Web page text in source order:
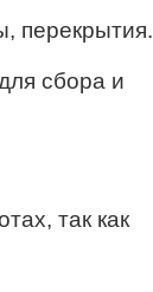
перекрытия.
сбора и
так как